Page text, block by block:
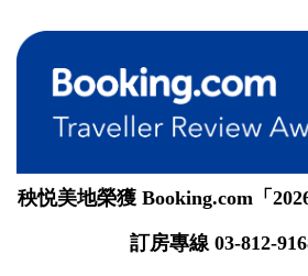
秧悦美地榮獲 Booking.com「
訂房專線 03-812-